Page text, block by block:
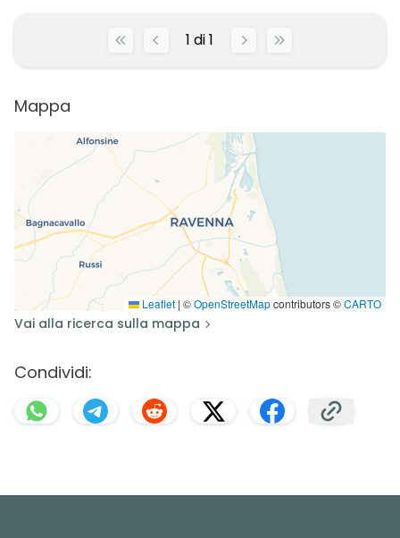
1 di1
Mappa
Leaflet | ©OpenStreetMapcontributors ©CARTO
Vai alla ricerca sulla mappa
Condividi: